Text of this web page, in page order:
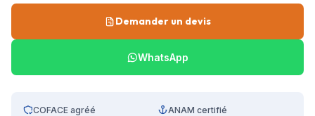
Demander un devis
WhatsApp
COFACE agréé
ANAM certifié